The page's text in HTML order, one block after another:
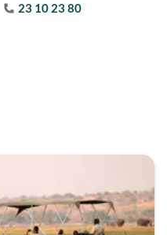
23 10 23 80